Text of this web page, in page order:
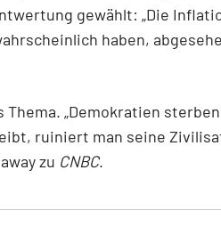
gewählt: „Die
haben,
„Demokratien
ruiniert man seine
zu CNBC.